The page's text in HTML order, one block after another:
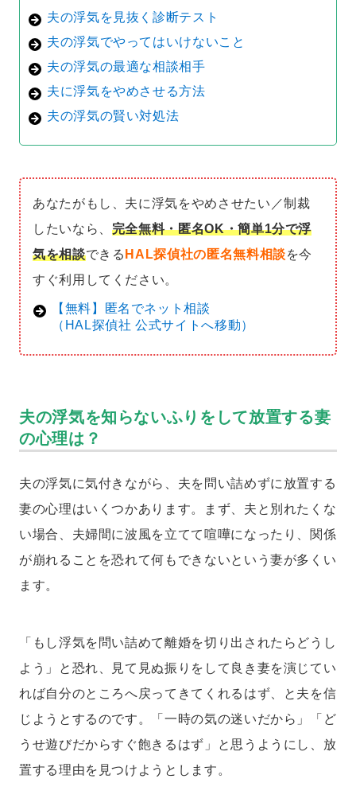
夫の浮気を見抜く診断テスト
夫の浮気でやってはいけないこと
夫の浮気の最適な相談相手
夫に浮気をやめさせる方法
夫の浮気の賢い対処法
あなたがもし、夫に浮気をやめさせたい／制裁
したいなら、 完全無料・匿名OK・簡単1分で浮
気を相談できる HAL探偵社の匿名無料相談を今
すぐ利用してください。
【無料】匿名でネット相談
（HAL探偵社 公式サイトへ移動）
夫の浮気を知らないふりをして放置する妻
の心理は？
夫の浮気に気付きながら、夫を問い詰めずに放置する
妻の心理はいくつかあります。まず、夫と別れたくな
い場合、夫婦間に波風を立てて喧嘩になったり、関係
が崩れることを恐れて何もできないという妻が多くい
ます。
「もし浮気を問い詰めて離婚を切り出されたらどうし
よう」と恐れ、見て見ぬ振りをして良き妻を演じてい
れば自分のところへ戻ってきてくれるはず、と夫を信
じようとするのです。「一時の気の迷いだから」「ど
うせ遊びだからすぐ飽きるはず」と思うようにし、放
置する理由を見つけようとします。